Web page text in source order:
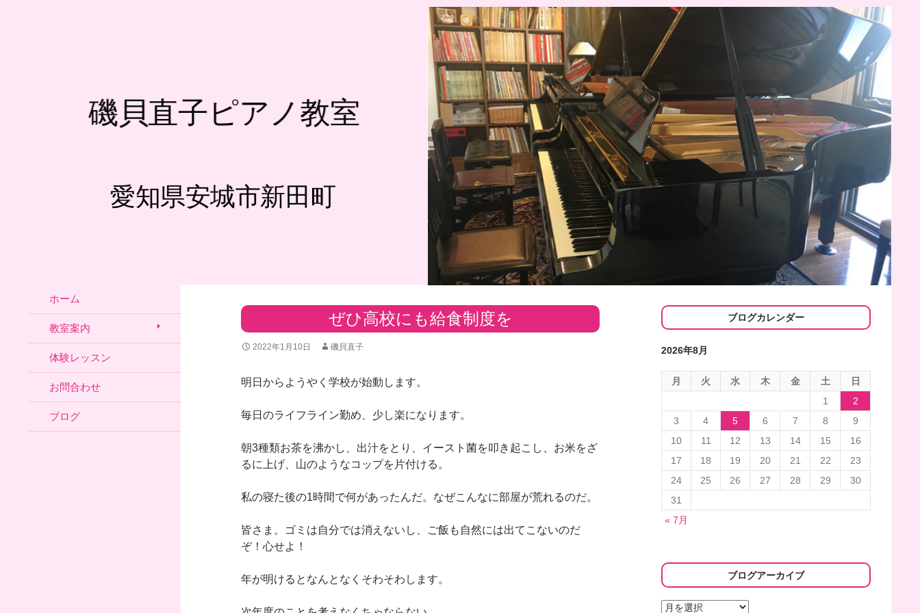
愛知県安城市新田町
磯貝直子ピアノ教室
ぜひ高校にも給食制度を
2022年1月10日 磯貝直子
明日からようやく学校が始動します。
毎日のライフライン勤め、少し楽になります。
朝3種類お茶を沸かし、出汁をとり、イースト菌を叩き起こし、お米をざ
るに上げ、山のようなコップを片付ける。
私の寝た後の1時間で何があったんだ。なぜこんなに部屋が荒れるのだ。
皆さま。ゴミは自分では消えないし、ご飯も自然には出てこないのだ
ぞ！心せよ！
年が明けるとなんとなくそわそわします。
ブログカレンダー
2026年8月
月 火 水 木 金 土
日
1
2
3
4 5 6 7 8
9
10
11 12 13 14 15
16
17
18 19 20 21 22
23
24
25 26 27 28 29
30
31
« 7月
ブログアーカイブ
ブ
ホーム
教室案内
体験レッスン
お問合わせ
ブログ